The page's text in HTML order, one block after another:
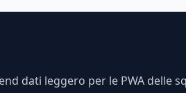
dati leggero per le PWA delle